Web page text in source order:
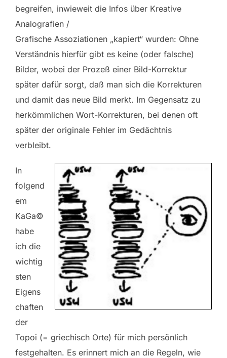
begreifen, inwieweit die Infos über Kreative
Analografien /
Grafische Assoziationen „kapiert“ wurden: Ohne
Verständnis hierfür gibt es keine (oder falsche)
Bilder, wobei der Prozeß einer Bild-Korrektur
später dafür sorgt, daß man sich die Korrekturen
und damit das neue Bild merkt. Im Gegensatz zu
herkömmlichen Wort-Korrekturen, bei denen oft
später der originale Fehler im Gedächtnis
verbleibt.
In
folgend
em
KaGa©
habe
ich die
wichtig
sten
Eigens
chaften
der
Topoi (= griechisch Orte) für mich persönlich
festgehalten. Es erinnert mich an die Regeln, wie